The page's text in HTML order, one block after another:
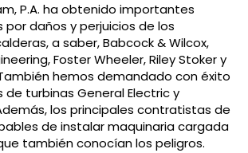
P.A. ha obtenido importantes
por daños y perjuicios de los
a saber, Babcock & Wilcox,
Foster Wheeler, Riley Stoker y
hemos demandado con éxito
turbinas General Electric y
los principales contratistas de
de instalar maquinaria cargada
también conocían los peligros.